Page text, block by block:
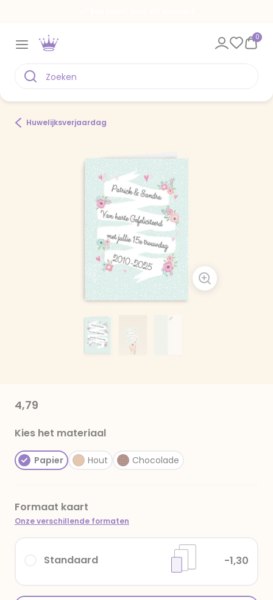
0
Huwelijksverjaardag
4,79
Kies het materiaal
Papier Hout Chocolade
Formaat kaart
Onze verschillende formaten
Standaard -1,30